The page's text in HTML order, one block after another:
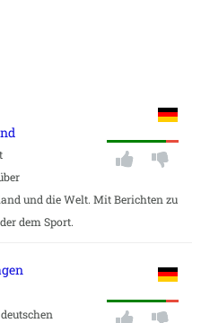
und die Welt. Mit Berichten zu
dem Sport.